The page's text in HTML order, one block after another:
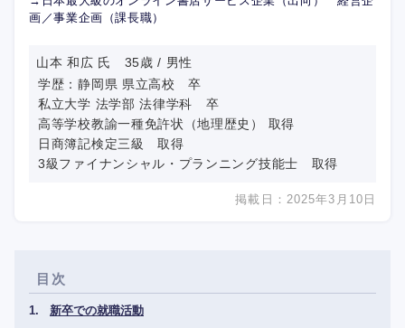
画／事業企画（課長職）
山本 和広 氏 35歳 / 男性
学歴：静岡県 県立高校 卒
私立大学 法学部 法律学科 卒
高等学校教諭一種免許状（地理歴史） 取得
日商簿記検定三級 取得
3級ファイナンシャル・プランニング技能士 取得
掲載日：2025年3月10日
目次
新卒での就職活動